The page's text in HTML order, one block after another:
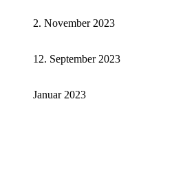
2. November 2023
12. September 2023
Januar 2023